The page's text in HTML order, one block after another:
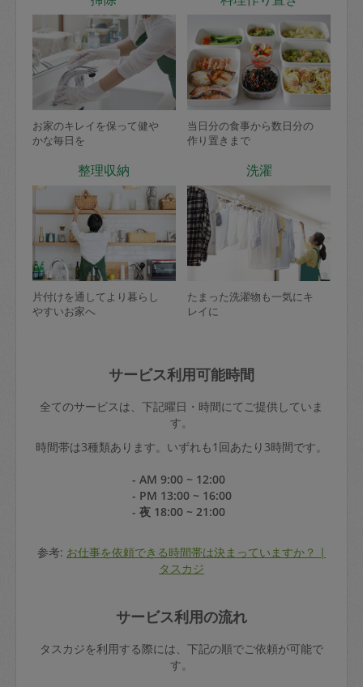
お家のキレイを保って健や
かな毎日を
当日分の食事から数日分の
作り置きまで
整理収納
片付けを通してより暮らし
やすいお家へ
洗濯
たまった洗濯物も一気にキ
レイに
サービス利用可能時間
全てのサービスは、下記曜日・時間にてご提供していま
す。
時間帯は3種類あります。いずれも1回あたり3時間です。
- AM 9:00 ~ 12:00
- PM 13:00 ~ 16:00
- 夜 18:00 ~ 21:00
参考: お仕事を依頼できる時間帯は決まっていますか？ |
タスカジ
サービス利用の流れ
タスカジを利用する際には、下記の順でご依頼が可能で
す。